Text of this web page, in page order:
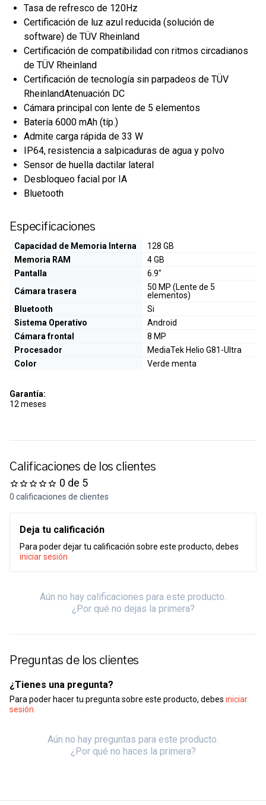
Tasa de refresco de 120Hz
Certificación de luz azul reducida (solución de
software) de TÜV Rheinland
Certificación de compatibilidad con ritmos circadianos
de TÜV Rheinland
Certificación de tecnología sin parpadeos de TÜV
RheinlandAtenuación DC
Cámara principal con lente de 5 elementos
Batería 6000 mAh (típ.)
Admite carga rápida de 33 W
IP64, resistencia a salpicaduras de agua y polvo
Sensor de huella dactilar lateral
Desbloqueo facial por IA
Bluetooth
Especificaciones
Capacidad de Memoria Interna
128 GB
Memoria RAM
4 GB
Pantalla
6.9"
Cámara trasera
50 MP (Lente de 5
elementos)
Bluetooth
Si
Sistema Operativo
Android
Cámara frontal
8 MP
Procesador
MediaTek Helio G81-Ultra
Color
Verde menta
Garantía:
12 meses
Calificaciones de los clientes
0 de 5
0 calificaciones de clientes
Deja tu calificación
Para poder dejar tu calificación sobre este producto, debes
iniciar sesión
Aún no hay calificaciones para este producto.
¿Por qué no dejas la primera?
Preguntas de los clientes
¿Tienes una pregunta?
Para poder hacer tu pregunta sobre este producto, debes iniciar
sesión
Aún no hay preguntas para este producto.
¿Por qué no haces la primera?